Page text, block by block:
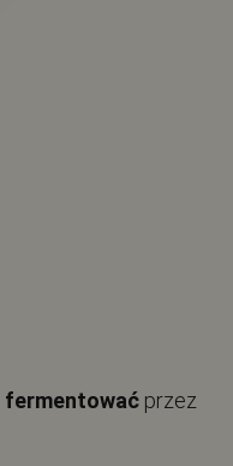
fermentować przez